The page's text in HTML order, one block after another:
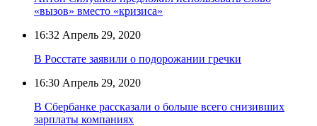
«вызов» вместо «кризиса»
16:32 Апрель 29, 2020
В Росстате заявили о подорожании гречки
16:30 Апрель 29, 2020
В Сбербанке рассказали о больше всего снизивших
зарплаты компаниях